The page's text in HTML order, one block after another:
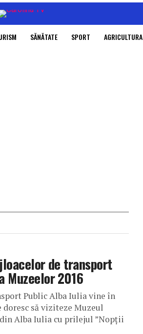
SĂNĂTATE SPORT AGRICULTURA
de transport
Muzeelor 2016
Public Alba Iulia vine în
să viziteze Muzeul
Alba Iulia cu prilejul ”Nopții